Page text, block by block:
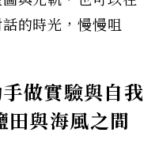
的時光，慢慢咀
做實驗與自我
與海風之間